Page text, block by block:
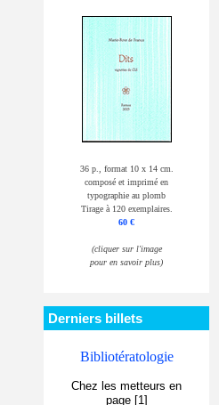
36 p., format 10 x 14 cm.
composé et imprimé en
typographie au plomb
Tirage à 120 exemplaires.
60 €
(cliquer sur l'image
pour en savoir plus)
Derniers billets
Bibliotératologie
Chez les metteurs en
page [1]